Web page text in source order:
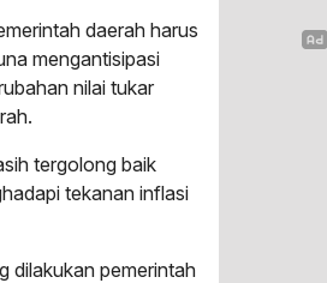
daerah harus
mengantisipasi
nilai tukar
tergolong baik
tekanan inflasi
dilakukan pemerintah